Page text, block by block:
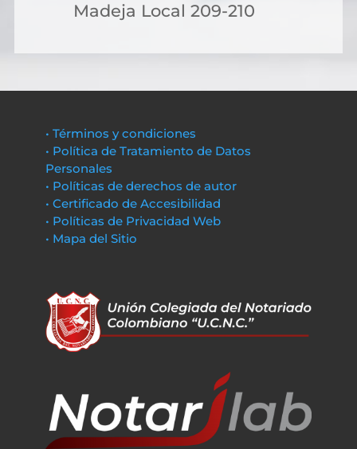
Madeja Local 209-210
• Términos y condiciones
• Política de Tratamiento de Datos
Personales
• Políticas de derechos de autor
• Certificado de Accesibilidad
• Políticas de Privacidad Web
• Mapa del Sitio